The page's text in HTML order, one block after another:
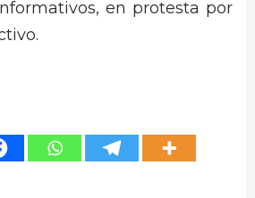
en protesta por